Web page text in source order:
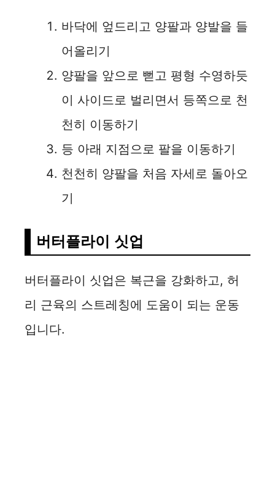
바닥에 엎드리고 양팔과 양발을 들
어올리기
양팔을 앞으로 뻗고 평형 수영하듯
이 사이드로 벌리면서 등쪽으로 천
천히 이동하기
등 아래 지점으로 팔을 이동하기
천천히 양팔을 처음 자세로 돌아오
기
버터플라이 싯업
버터플라이 싯업은 복근을 강화하고, 허
리 근육의 스트레칭에 도움이 되는 운동
입니다.